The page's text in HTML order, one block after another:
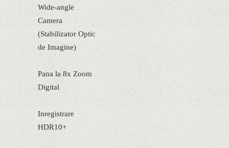
Wide-angle
Camera
(Stabilizator Optic
de Imagine)
Pana la 8x Zoom
Digital
Inregistrare
HDR10+